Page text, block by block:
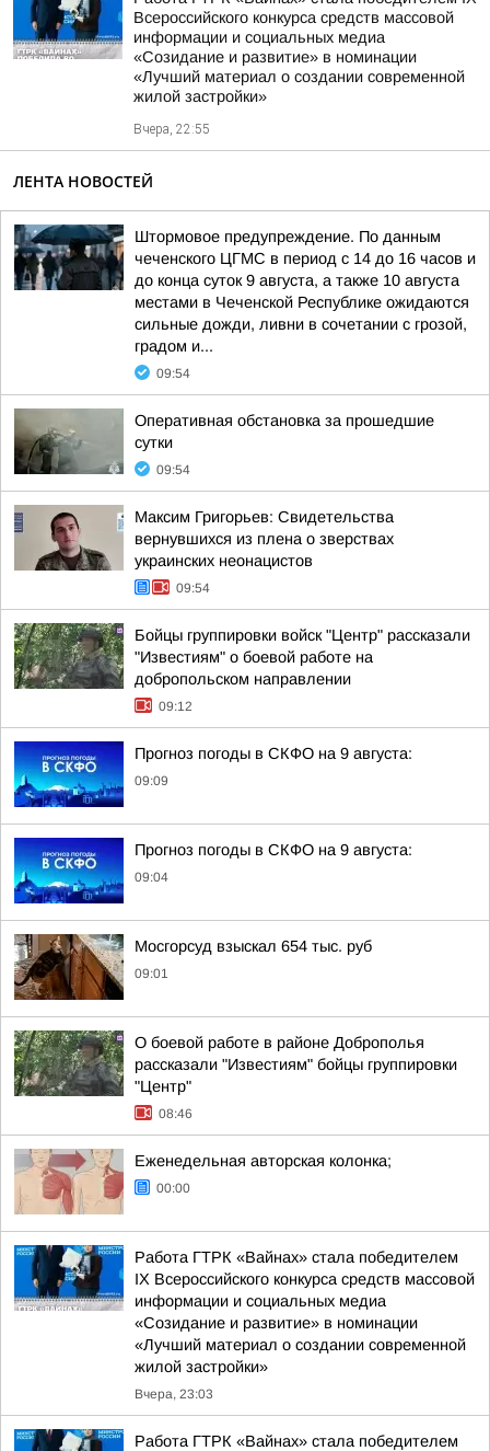
Всероссийского конкурса средств массовой
информации и социальных медиа
«Созидание и развитие» в номинации
«Лучший материал о создании современной
жилой застройки»
Вчера, 22:55
ЛЕНТА НОВОСТЕЙ
Штормовое предупреждение. По данным
чеченского ЦГМС в период с 14 до 16 часов и
до конца суток 9 августа, а также 10 августа
местами в Чеченской Республике ожидаются
сильные дожди, ливни в сочетании с грозой,
градом и...
09:54
Оперативная обстановка за прошедшие
сутки
09:54
Максим Григорьев: Свидетельства
вернувшихся из плена о зверствах
украинских неонацистов
09:54
Бойцы группировки войск "Центр" рассказали
"Известиям" о боевой работе на
добропольском направлении
09:12
Прогноз погоды в СКФО на 9 августа:
09:09
Прогноз погоды в СКФО на 9 августа:
09:04
Мосгорсуд взыскал 654 тыс. руб
09:01
О боевой работе в районе Доброполья
рассказали "Известиям" бойцы группировки
"Центр"
08:46
Еженедельная авторская колонка;
00:00
Работа ГТРК «Вайнах» стала победителем
IX Всероссийского конкурса средств массовой
информации и социальных медиа
«Созидание и развитие» в номинации
«Лучший материал о создании современной
жилой застройки»
Вчера, 23:03
Работа ГТРК «Вайнах» стала победителем